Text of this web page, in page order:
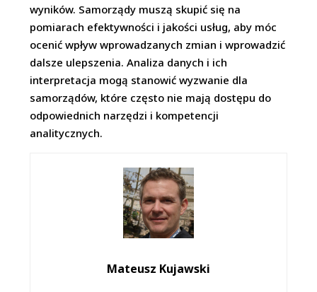
wyników. Samorządy muszą skupić się na
pomiarach efektywności i jakości usług, aby móc
ocenić wpływ wprowadzanych zmian i wprowadzić
dalsze ulepszenia. Analiza danych i ich
interpretacja mogą stanowić wyzwanie dla
samorządów, które często nie mają dostępu do
odpowiednich narzędzi i kompetencji
analitycznych.
Mateusz Kujawski